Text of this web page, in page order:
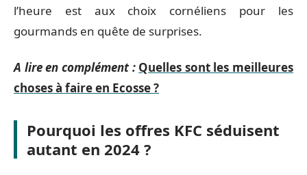
l’heure est aux choix cornéliens pour les
gourmands en quête de surprises.
A lire en complément : Quelles sont les meilleures
choses à faire en Ecosse ?
Pourquoi les offres KFC séduisent
autant en 2024 ?